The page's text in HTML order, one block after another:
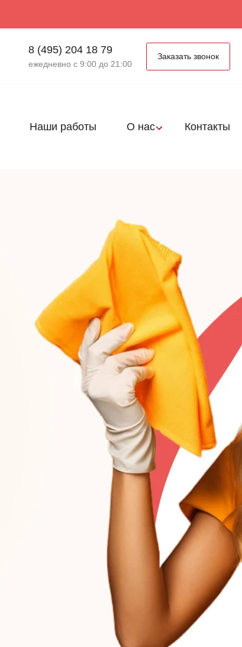
8 (495) 204 18 79
ежедневно с 9:00 до 21:00
Заказать звонок
Наши работы О нас Контакты